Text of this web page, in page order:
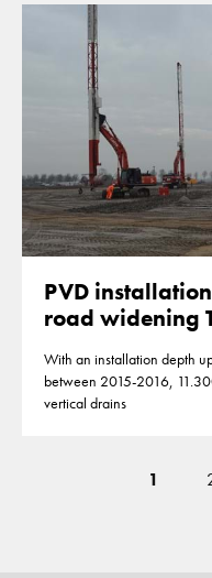
PVD
road widening
With an installation depth
between 2015-2016,
vertical drains
1